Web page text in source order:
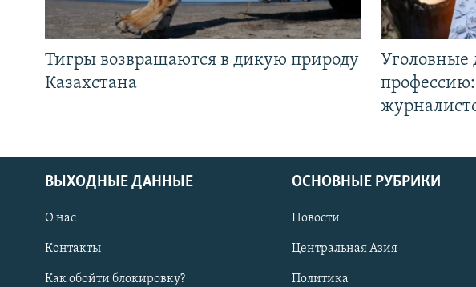
Тигры возвращаются в дикую природу
Казахстана
Уголовные
ВЫХОДНЫЕ ДАННЫЕ
О нас
Контакты
Как обойти блокировку?
ОСНОВНЫЕ РУБРИКИ
Новости
Центральная Азия
Политика